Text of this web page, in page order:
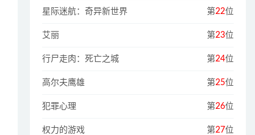
星际迷航：奇异新世界 第22位
艾丽 第23位
行尸走肉：死亡之城 第24位
高尔夫鹰雄 第25位
犯罪心理 第26位
权力的游戏 第27位